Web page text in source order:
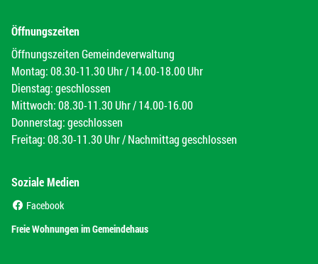
Öffnungszeiten
Öffnungszeiten Gemeindeverwaltung
Montag: 08.30-11.30 Uhr / 14.00-18.00 Uhr
Dienstag: geschlossen
Mittwoch: 08.30-11.30 Uhr / 14.00-16.00
Donnerstag: geschlossen
Freitag: 08.30-11.30 Uhr / Nachmittag geschlossen
Soziale Medien
Facebook
Freie Wohnungen im Gemeindehaus